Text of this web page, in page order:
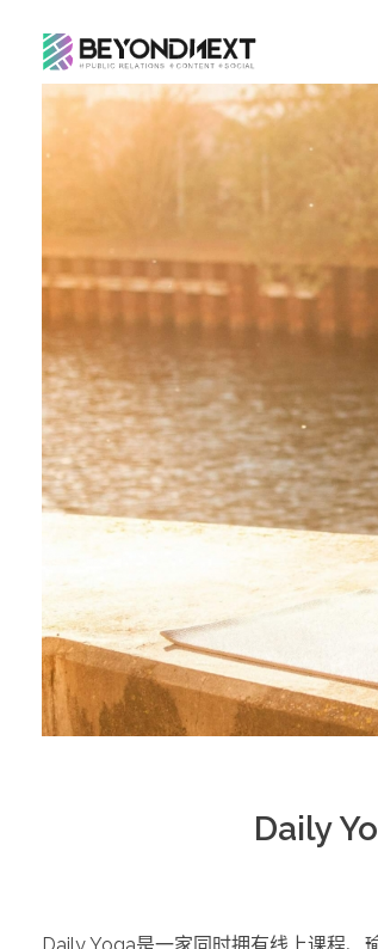
造新营销
Daily